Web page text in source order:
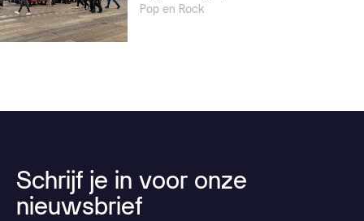
Pop en Rock
Schrijf je in voor onze
nieuwsbrief